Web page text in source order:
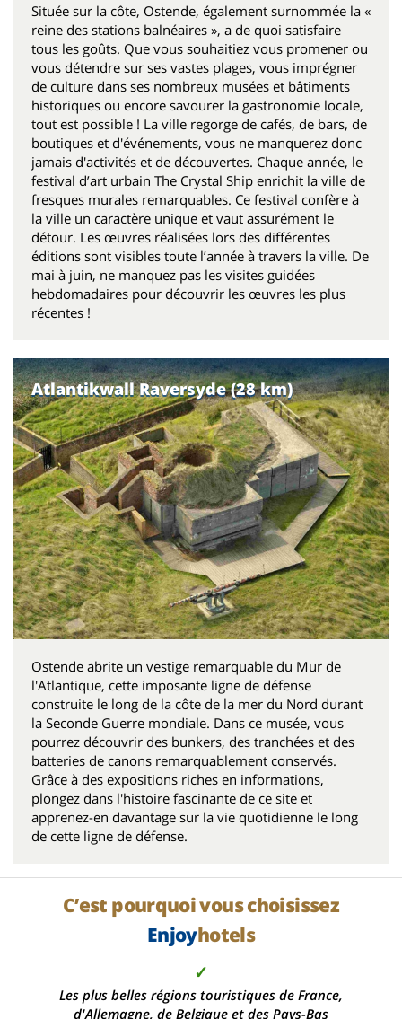
Située sur la côte, Ostende, également surnommée la «
reine des stations balnéaires », a de quoi satisfaire
tous les goûts. Que vous souhaitiez vous promener ou
vous détendre sur ses vastes plages, vous imprégner
de culture dans ses nombreux musées et bâtiments
historiques ou encore savourer la gastronomie locale,
tout est possible ! La ville regorge de cafés, de bars, de
boutiques et d'événements, vous ne manquerez donc
jamais d'activités et de découvertes. Chaque année, le
festival d’art urbain The Crystal Ship enrichit la ville de
fresques murales remarquables. Ce festival confère à
la ville un caractère unique et vaut assurément le
détour. Les œuvres réalisées lors des différentes
éditions sont visibles toute l’année à travers la ville. De
mai à juin, ne manquez pas les visites guidées
hebdomadaires pour découvrir les œuvres les plus
récentes !
Atlantikwall Raversyde (28 km)
Ostende abrite un vestige remarquable du Mur de
l'Atlantique, cette imposante ligne de défense
construite le long de la côte de la mer du Nord durant
la Seconde Guerre mondiale. Dans ce musée, vous
pourrez découvrir des bunkers, des tranchées et des
batteries de canons remarquablement conservés.
Grâce à des expositions riches en informations,
plongez dans l'histoire fascinante de ce site et
apprenez-en davantage sur la vie quotidienne le long
de cette ligne de défense.
C’est pourquoi vous choisissez
Enjoyhotels
✓
Les plus belles régions touristiques de France,
d'Allemagne, de Belgique et des Pays-Bas